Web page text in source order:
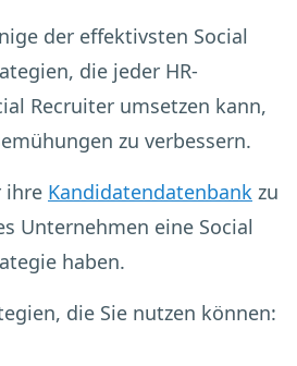
der effektivsten Social
die jeder HR-
Recruiter umsetzen kann,
zu verbessern.
ihre Kandidatendatenbank zu
Unternehmen eine Social
haben.
die Sie nutzen können: